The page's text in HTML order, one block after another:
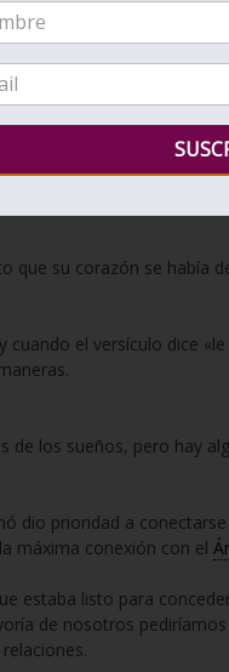
se lo había prometido»
se la dio. Construyó el
conectarse a la sabiduría
que su corazón se había
y cuando el versículo dice
de los sueños, pero hay
dio prioridad a
máxima conexión con el
estaba listo para
de nosotros